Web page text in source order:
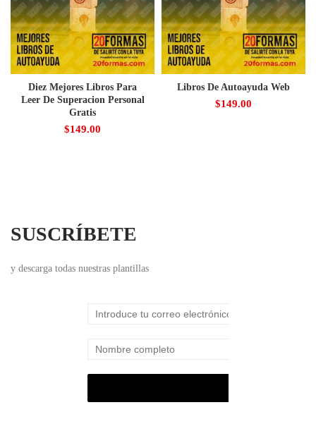
Diez Mejores Libros Para
Leer De Superacion Personal
Gratis
$149.00
Libros De Autoayuda Web
$149.00
SUSCRÍBETE
y descarga todas nuestras plantillas